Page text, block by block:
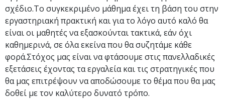
σχέδιο.Το συγκεκριμένο μάθημα έχει τη βάση του στην
εργαστηριακή πρακτική και για το λόγο αυτό καλό θα
είναι οι μαθητές να εξασκούνται τακτικά, εάν όχι
καθημερινά, σε όλα εκείνα που θα συζητάμε κάθε
φορά.Στόχος μας είναι να φτάσουμε στις πανελλαδικές
εξετάσεις έχοντας τα εργαλεία και τις στρατηγικές που
θα μας επιτρέψουν να αποδώσουμε το θέμα που θα μας
δοθεί με τον καλύτερο δυνατό τρόπο.